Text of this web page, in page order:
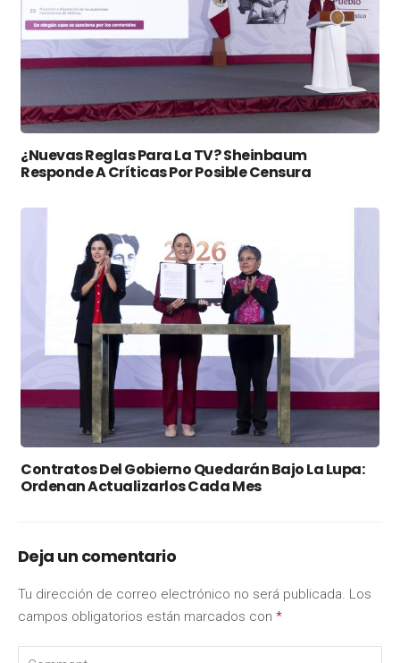
¿Nuevas Reglas Para La TV? Sheinbaum
Responde A Críticas Por Posible Censura
Contratos Del Gobierno Quedarán Bajo La Lupa:
Ordenan Actualizarlos Cada Mes
Deja un comentario
Tu dirección de correo electrónico no será publicada. Los
campos obligatorios están marcados con *